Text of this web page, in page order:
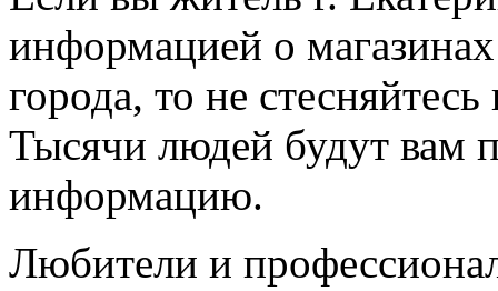
информацией о
города, то не
Тысячи людей будут вам
информацию.
Любители и